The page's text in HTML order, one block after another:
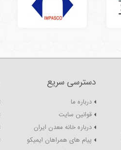
دسترسی سریع
درباره ما
قوانین سایت
درباره خانه معدن ایران
پیام های همراهان ایمیکو